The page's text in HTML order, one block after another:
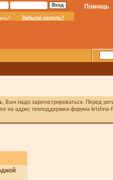
Помощь
Забыли пароль?
надо зарегистрироваться. Перед
на адрес техподдержки форума krishna-